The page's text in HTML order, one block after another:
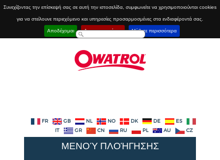
Συνεχίζοντας την επίσκεψή σας σε αυτή την ιστοσελίδα, συμφωνείτε να χρησιμοποιούνται cookies
για να στείλουνε περιεχόμενο και υπηρεσίες προσαρμοσμένες στα ενδιαφέροντά σας.
Αποδέχομαι Απενεργοποίηση Μάθετε περισσότερα
FR GB NL NO DK DE
ES
IT
GR CN RU PL AU CZ
ΜΕΝΟΎ ΠΛΟΉΓΗΣΗΣ